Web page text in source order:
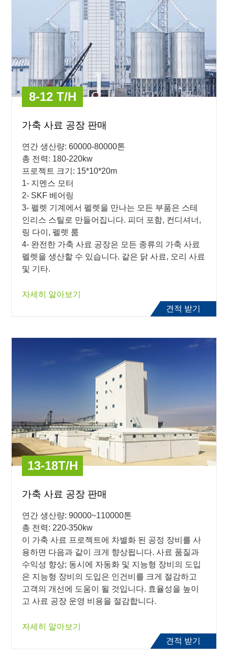
8-12 T/H
가축 사료 공장 판매
연간 생산량: 60000-80000톤
총 전력: 180-220kw
프로젝트 크기: 15*10*20m
1- 지멘스 모터
2- SKF 베어링
3- 펠렛 기계에서 펠렛을 만나는 모든 부품은 스테
인리스 스틸로 만들어집니다. 피더 포함, 컨디셔너,
링 다이, 펠렛 룸
4- 완전한 가축 사료 공장은 모든 종류의 가축 사료
펠렛을 생산할 수 있습니다. 같은 닭 사료, 오리 사료
및 기타.
자세히 알아보기
견적 받기
13-18T/H
가축 사료 공장 판매
연간 생산량: 90000~110000톤
총 전력: 220-350kw
이 가축 사료 프로젝트에 차별화 된 공정 장비를 사
용하면 다음과 같이 크게 향상됩니다. 사료 품질과
수익성 향상; 동시에 자동화 및 지능형 장비의 도입
은 지능형 장비의 도입은 인건비를 크게 절감하고
고객의 개선에 도움이 될 것입니다. 효율성을 높이
고 사료 공장 운영 비용을 절감합니다.
자세히 알아보기
견적 받기